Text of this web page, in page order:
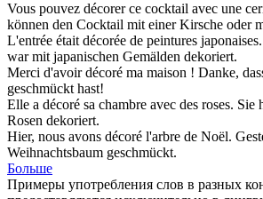
Vous pouvez décorerce cocktail avec une
können den Cocktail mit einer Kirsche oder
L'entrée était décorée de peintures japonaises.
war mit japanischen Gemälden dekoriert.
Merci d'avoirdécoré ma maison ! Danke,
geschmückt hast!
Elle a décoré sa chambre avec des roses. Sie
Rosen dekoriert.
Hier, nous avons décoré l'arbre de Noël.
Weihnachtsbaum geschmückt.
Больше
Примеры употребления слов в разных